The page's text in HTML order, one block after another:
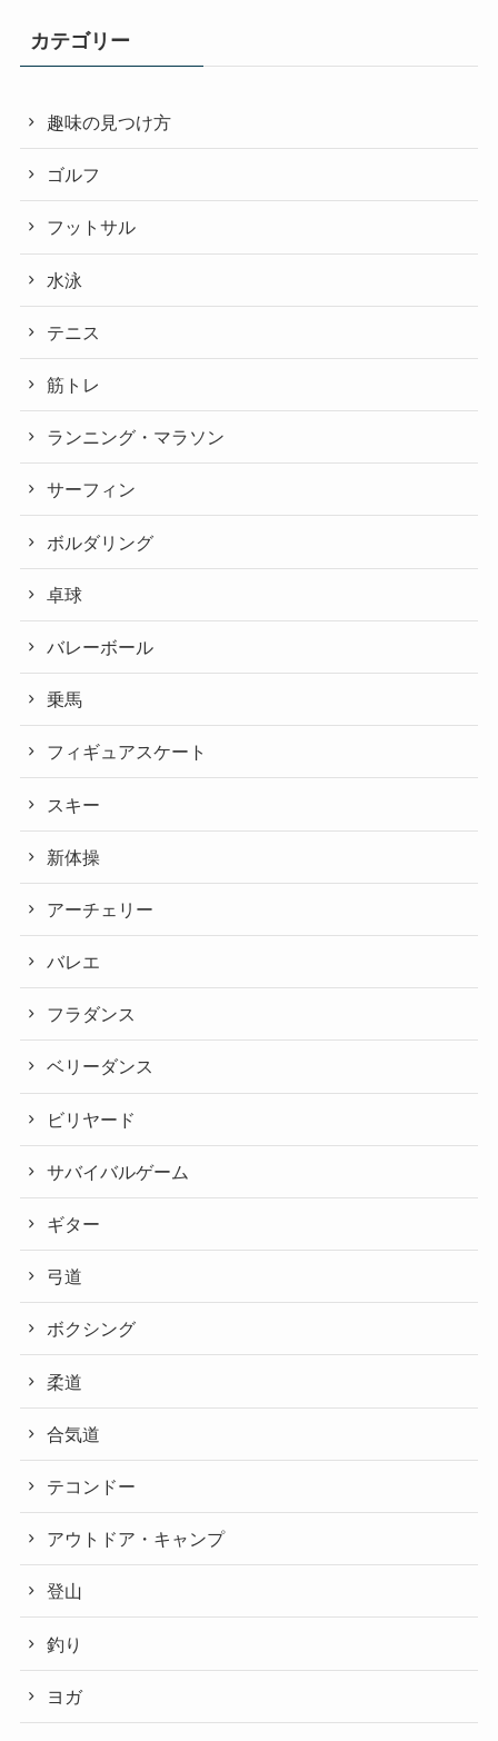
カテゴリー
趣味の見つけ方
ゴルフ
フットサル
水泳
テニス
筋トレ
ランニング・マラソン
サーフィン
ボルダリング
卓球
バレーボール
乗馬
フィギュアスケート
スキー
新体操
アーチェリー
バレエ
フラダンス
ベリーダンス
ビリヤード
サバイバルゲーム
ギター
弓道
ボクシング
柔道
合気道
テコンドー
アウトドア・キャンプ
登山
釣り
ヨガ